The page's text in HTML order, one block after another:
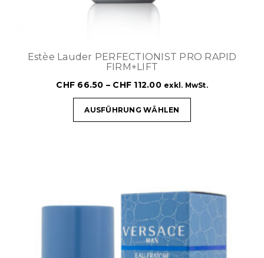
Estèe Lauder PERFECTIONIST PRO RAPID
FIRM+LIFT
CHF 66.50 – CHF 112.00 exkl. MwSt.
AUSFÜHRUNG WÄHLEN